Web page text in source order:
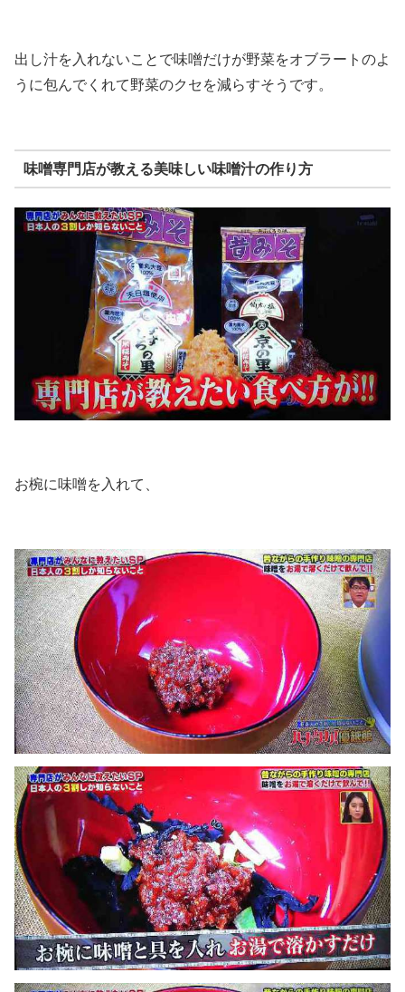
出し汁を入れないことで味噌だけが野菜をオブラートのよ
うに包んでくれて野菜のクセを減らすそうです。
味噌専門店が教える美味しい味噌汁の作り方
お椀に味噌を入れて、